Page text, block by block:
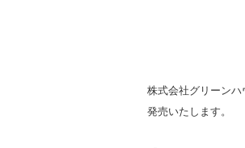
株式会社グリーン
発売いたします。